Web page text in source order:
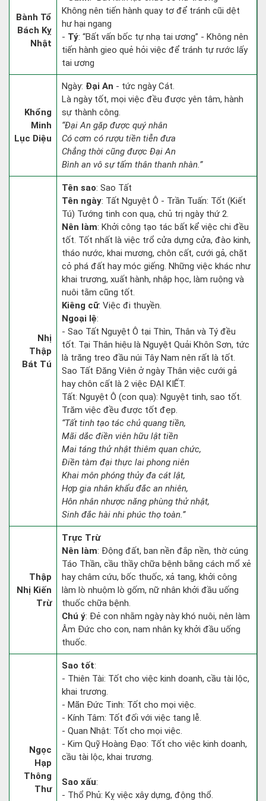
Bành Tổ
Bách Kỵ
Nhật
Không nên tiến hành quay tơ để tránh cũi dệt
hư hại ngang
- Tý: “Bất vấn bốc tự nhạ tai ương” - Không nên
tiến hành gieo quẻ hỏi việc để tránh tự rước lấy
tai ương
Khổng
Minh
Lục Diệu
Ngày: Đại An - tức ngày Cát.
Là ngày tốt, mọi việc đều được yên tâm, hành
sự thành công.
“Đại An gặp được quý nhân
Có cơm có rượu tiền tiễn đưa
Chẳng thời cũng được Đại An
Bình an vô sự tấm thân thanh nhàn.”
Nhị
Thập
Bát Tú
Tên sao: Sao Tất
Tên ngày: Tất Nguyệt Ô - Trần Tuấn: Tốt (Kiết
Tú) Tướng tinh con quạ, chủ trị ngày thứ 2.
Nên làm: Khởi công tạo tác bất kể việc chi đều
tốt. Tốt nhất là việc trổ cửa dựng cửa, đào kinh,
tháo nước, khai mương, chôn cất, cưới gả, chặt
cỏ phá đất hay móc giếng. Những việc khác như
khai trương, xuất hành, nhập học, làm ruộng và
nuôi tằm cũng tốt.
Kiêng cữ: Việc đi thuyền.
Ngoại lệ:
- Sao Tất Nguyệt Ô tại Thìn, Thân và Tý đều
tốt. Tại Thân hiệu là Nguyệt Quải Khôn Sơn, tức
là trăng treo đầu núi Tây Nam nên rất là tốt.
Sao Tất Đăng Viên ở ngày Thân việc cưới gả
hay chôn cất là 2 việc ĐẠI KIẾT.
Tất: Nguyệt Ô (con quạ): Nguyệt tinh, sao tốt.
Trăm việc đều được tốt đẹp.
“Tất tinh tạo tác chủ quang tiền,
Mãi dắc điền viên hữu lật tiền
Mai táng thử nhật thiêm quan chức,
Điền tàm đại thực lai phong niên
Khai môn phóng thủy đa cát lật,
Hợp gia nhân khẩu đắc an nhiên,
Hôn nhân nhược năng phùng thử nhật,
Sinh đắc hài nhi phúc thọ toàn.”
Thập
Nhị Kiến
Trừ
Trực Trừ
Nên làm: Động đất, ban nền đắp nền, thờ cúng
Táo Thần, cầu thầy chữa bệnh bằng cách mổ xẻ
hay châm cứu, bốc thuốc, xả tang, khởi công
làm lò nhuộm lò gốm, nữ nhân khởi đầu uống
thuốc chữa bệnh.
Chú ý: Đẻ con nhằm ngày này khó nuôi, nên làm
Âm Đức cho con, nam nhân kỵ khởi đầu uống
thuốc.
Ngọc
Hạp
Thông
Thư
Sao tốt:
- Thiên Tài: Tốt cho việc kinh doanh, cầu tài lộc,
khai trương.
- Mãn Đức Tinh: Tốt cho mọi việc.
- Kính Tâm: Tốt đối với việc tang lễ.
- Quan Nhật: Tốt cho mọi việc.
- Kim Quỹ Hoàng Đạo: Tốt cho việc kinh doanh,
cầu tài lộc, khai trương.
Sao xấu:
- Thổ Phủ: Kỵ việc xây dựng, động thổ.